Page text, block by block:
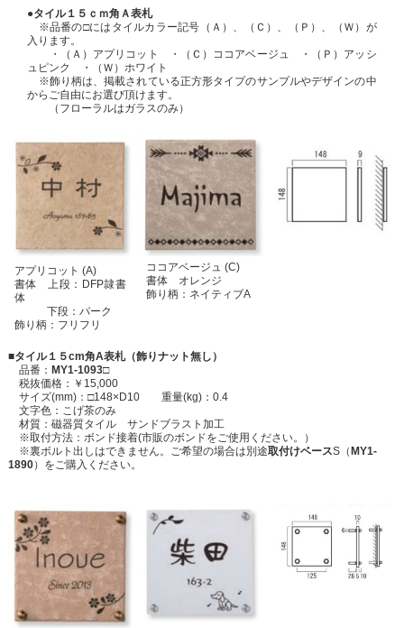
●タイル１５ｃｍ角Ａ表札
※品番の□にはタイルカラー記号（Ａ）、（Ｃ）、（Ｐ）、（Ｗ）が
入ります。
・（Ａ）アプリコット ・（Ｃ）ココアベージュ ・（Ｐ）アッシ
ュピンク ・（Ｗ）ホワイト
※飾り柄は、掲載されている正方形タイプのサンプルやデザインの中
からご自由にお選び頂けます。
（フローラルはガラスのみ）
アプリコット (A)
書体 上段：DFP隷書
体
下段：パーク
飾り柄：フリフリ
ココアベージュ (C)
書体 オレンジ
飾り柄：ネイティブA
■タイル１５cm角A表札（飾りナット無し）
品番： MY1-1093□
税抜価格：￥15,000
サイズ(mm)：□148×D10 重量(kg)：0.4
文字色：こげ茶のみ
材質：磁器質タイル サンドブラスト加工
※取付方法：ボンド接着(市販のボンドをご使用ください。）
※裏ボルト出しはできません。ご希望の場合は別途取付けベースS（ MY1-
1890）をご購入ください。